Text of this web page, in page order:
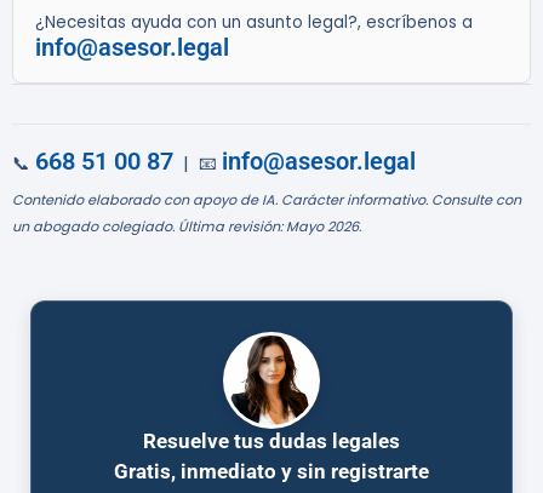
¿Necesitas ayuda con un asunto legal?, escríbenos a
info@asesor.legal
📞 668 51 00 87 | 📧 info@asesor.legal
Contenido elaborado con apoyo de IA. Carácter informativo. Consulte con
un abogado colegiado. Última revisión: Mayo 2026.
Resuelve tus dudas legales
Gratis, inmediato y sin registrarte